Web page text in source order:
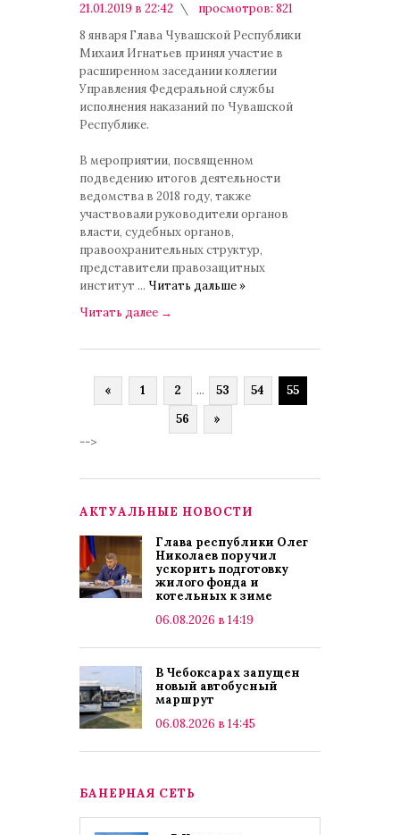
21.01.2019 в 22:42
просмотров: 821
8 января Глава Чувашской Республики
Михаил Игнатьев принял участие в
расширенном заседании коллегии
Управления Федеральной службы
исполнения наказаний по Чувашской
Республике.
В мероприятии, посвященном
подведению итогов деятельности
ведомства в 2018 году, также
участвовали руководители органов
власти, судебных органов,
правоохранительных структур,
представители правозащитных
институт ... Читать дальше »
Читать далее →
« 1 2 ... 53 54
55
56
»
-->
АКТУАЛЬНЫЕ НОВОСТИ
Глава республики Олег
Николаев поручил
ускорить подготовку
жилого фонда и
котельных к зиме
06.08.2026 в 14:19
В Чебоксарах запущен
новый автобусный
маршрут
06.08.2026 в 14:45
БАНЕРНАЯ СЕТЬ